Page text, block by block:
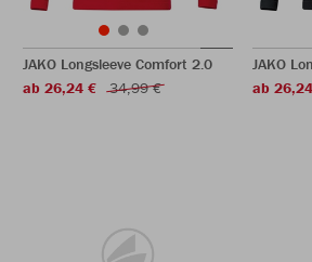
JAKO Longsleeve Comfort 2.0
ab 26,24 €
34,99 €
JAKO
ab